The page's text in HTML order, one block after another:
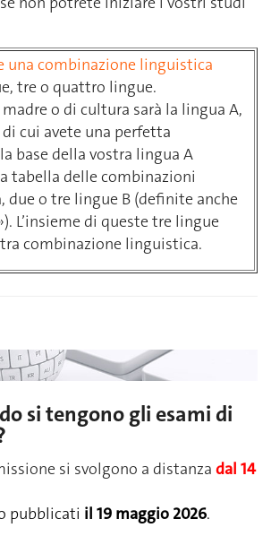
una combinazione linguistica
tre o quattro lingue.
o di cultura sarà la lingua A,
cui avete una perfetta
base della vostra lingua A
tabella delle combinazioni
due o tre lingue B (definite anche
L’insieme di queste tre lingue
combinazione linguistica.
si tengono gli esami di
si svolgono a distanza dal 14
pubblicati il 19 maggio 2026.